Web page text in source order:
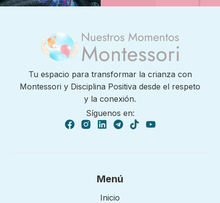
Tu espacio para transformar la crianza con
Montessori y Disciplina Positiva desde el respeto
y la conexión.
Síguenos en:
Menú
Inicio